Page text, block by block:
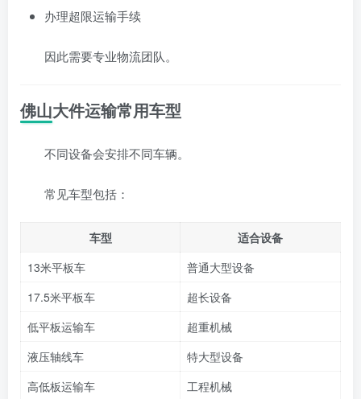
办理超限运输手续
因此需要专业物流团队。
佛山大件运输常用车型
不同设备会安排不同车辆。
常见车型包括：
车型
适合设备
13米平板车
普通大型设备
17.5米平板车
超长设备
低平板运输车
超重机械
液压轴线车
特大型设备
高低板运输车
工程机械